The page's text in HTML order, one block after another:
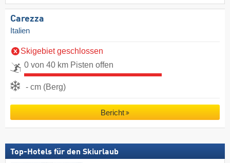
Carezza
Italien
Skigebiet geschlossen
0 von 40 km Pisten offen
- cm (Berg)
Bericht
Top-Hotels für den Skiurlaub